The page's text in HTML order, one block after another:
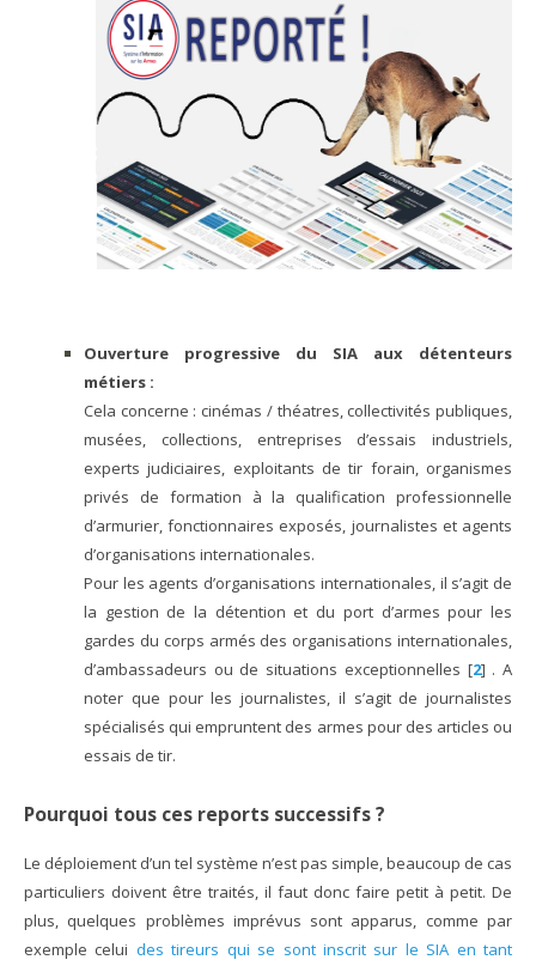
Ouverture progressive du SIA aux détenteurs
métiers :
Cela concerne : cinémas / théatres, collectivités publiques,
musées, collections, entreprises d’essais industriels,
experts judiciaires, exploitants de tir forain, organismes
privés de formation à la qualification professionnelle
d’armurier, fonctionnaires exposés, journalistes et agents
d’organisations internationales.
Pour les agents d’organisations internationales, il s’agit de
la gestion de la détention et du port d’armes pour les
gardes du corps armés des organisations internationales,
d’ambassadeurs ou de situations exceptionnelles [2] . A
noter que pour les journalistes, il s’agit de journalistes
spécialisés qui empruntent des armes pour des articles ou
essais de tir.
Pourquoi tous ces reports successifs ?
Le déploiement d’un tel système n’est pas simple, beaucoup de cas
particuliers doivent être traités, il faut donc faire petit à petit. De
plus, quelques problèmes imprévus sont apparus, comme par
exemple celui des tireurs qui se sont inscrit sur le SIA en tant